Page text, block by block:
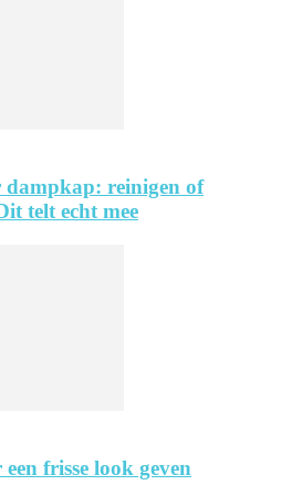
reinigen of
telt echt mee
frisse look geven